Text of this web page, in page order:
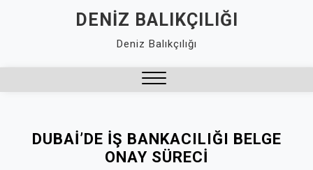
DENIZ BALIKÇILIĞI
Deniz Balıkçılığı
DUBAI’DE İŞ BANKACILIĞI BELGE
ONAY SÜRECI